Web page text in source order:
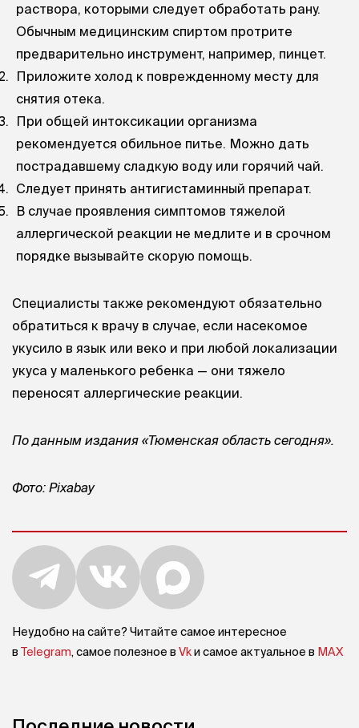
раствора, которыми следует обработать рану.
Обычным медицинским спиртом протрите
предварительно инструмент, например, пинцет.
Приложите холод к поврежденному месту для
снятия отека.
При общей интоксикации организма
рекомендуется обильное питье. Можно дать
пострадавшему сладкую воду или горячий чай.
Следует принять антигистаминный препарат.
В случае проявления симптомов тяжелой
аллергической реакции не медлите и в срочном
порядке вызывайте скорую помощь.
Специалисты также рекомендуют обязательно
обратиться к врачу в случае, если насекомое
укусило в язык или веко и при любой локализации
укуса у маленького ребенка — они тяжело
переносят аллергические реакции.
По данным издания «Тюменская область сегодня».
Фото: Pixabay
Неудобно на сайте? Читайте самое интересное
в Telegram, самое полезное в Vkи самое актуальное в MAX